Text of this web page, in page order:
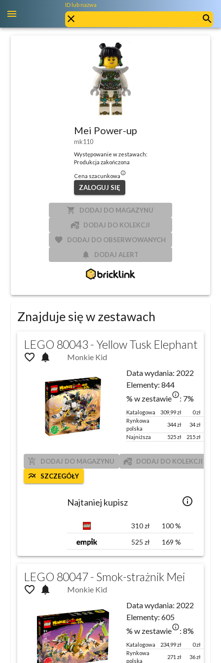
ID lub nazwa
Mei Power-up
mk110
Występowanie w zestawach:
Produkcja zakończona
Cena szacunkowainfo_outlined
ZALOGUJ SIĘ
local_grocery_store DODAJ DO MAGAZYNU
add_home_work DODAJ DO KOLEKCJI
favorite DODAJ DO OBSERWOWANYCH
notifications DODAJ ALERT
Znajduje się w zestawach
LEGO 80043 - Yellow Tusk Elephant
favorite_outline notifications
Monkie Kid
Data wydania: 2022
Elementy: 844
% w zestawieinfo_outlined
: 7%
Katalogowa 309,99zł 0 zł
Rynkowa
polska
344zł 34zł
Najniższa
525zł 215zł
add_shopping_cart DODAJ DO MAGAZYNU add_home_work DODAJ DO KOLEKCJI
multiline_chart SZCZEGÓŁY
info_outlined
Najtaniej kupisz
310zł 100%
525 zł 169 %
LEGO 80047 - Smok-strażnik Mei
favorite_outline notifications
Monkie Kid
Data wydania: 2022
Elementy: 605
% w zestawieinfo_outlined
: 8%
Katalogowa 234,99zł 0 zł
Rynkowa
polska
271 zł 36zł